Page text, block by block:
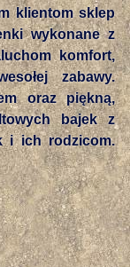
klientom sklep
wykonane z
komfort,
zabawy.
oraz piękną,
bajek z
i ich rodzicom.